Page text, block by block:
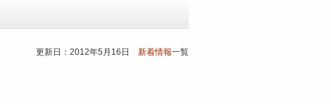
更新日：2012年5月16日 新着情報一覧